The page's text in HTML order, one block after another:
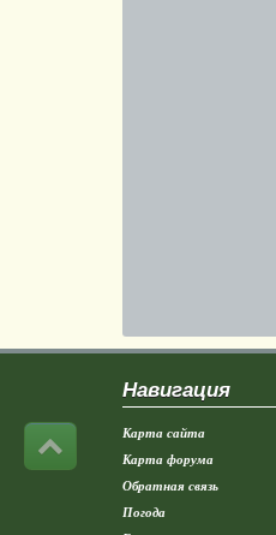
Навигация
Карта сайта
Карта форума
Обратная связь
Погода